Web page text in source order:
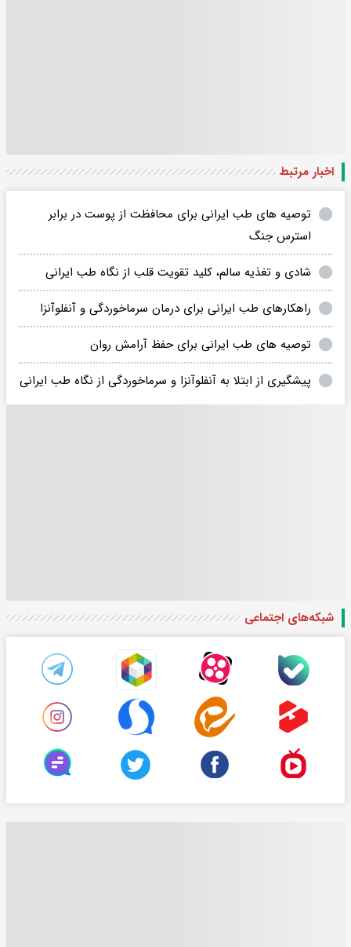
اخبار مرتبط
توصیه های طب ایرانی برای محافظت از پوست در برابر
استرس جنگ
شادی و تغذیه سالم، کلید تقویت قلب از نگاه طب ایرانی
راهکارهای طب ایرانی برای درمان سرماخوردگی و آنفلوآنزا
توصیه های طب ایرانی برای حفظ آرامش روان
پیشگیری از ابتلا به آنفلوآنزا و سرماخوردگی از نگاه طب ایرانی
شبکه‌های اجتماعی